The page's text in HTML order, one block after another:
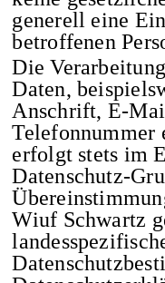
generell eine
betroffenen
Die
Daten,
Anschrift, E-
Telefonnummer
erfolgt stets im
Datenschutz-
Wiuf Schwartz